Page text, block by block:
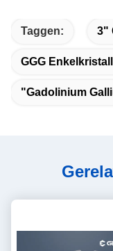
Taggen: 3"
GGG
"gadolinium